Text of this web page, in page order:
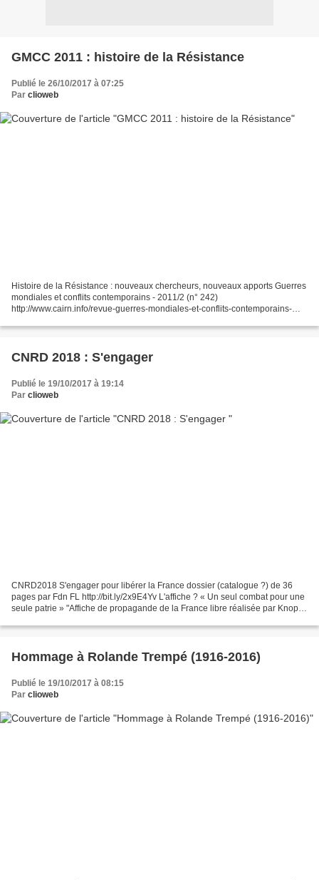
GMCC 2011 : histoire de la Résistance
Publié le 26/10/2017 à 07:25
Par clioweb
Histoire de la Résistance : nouveaux chercheurs, nouveaux apports Guerres
mondiales et conflits contemporains - 2011/2 (n° 242)
http://www.cairn.info/revue-guerres-mondiales-et-conflits-contemporains-
CNRD 2018 : S'engager
Publié le 19/10/2017 à 19:14
Par clioweb
CNRD2018 S'engager pour libérer la France dossier (catalogue ?) de 36
pages par Fdn FL http://bit.ly/2x9E4Yv L'affiche ? « Un seul combat pour une
seule patrie » "Affiche de propagande de la France libre réalisée par Knopf
Hommage à Rolande Trempé (1916-2016)
Publié le 19/10/2017 à 08:15
Par clioweb